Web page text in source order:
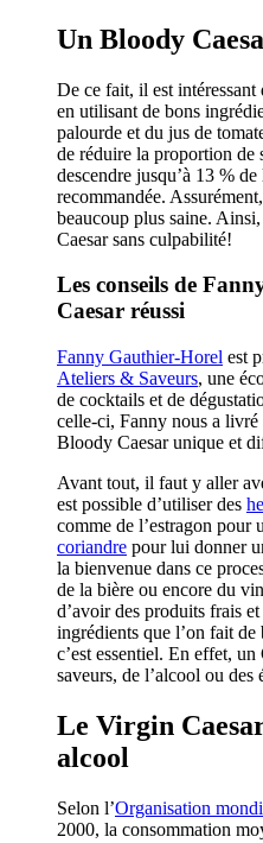
Un Bloody
De ce fait, il est
en utilisant de bons
palourde et du jus de
de réduire la proportion de
descendre jusqu’à 13 %
recommandée.
beaucoup plus saine.
Caesar sans culpabilité!
Les conseils de
Caesar réussi
Fanny Gauthier-Horel est
Ateliers & Saveurs, une
de cocktails et de
celle-ci, Fanny nous a livré
Bloody Caesar unique et
Avant tout, il faut y aller
est possible d’utiliser des
comme de l’estragon pour
coriandre pour lui donner
la bienvenue dans ce
de la bière ou encore du
d’avoir des produits frais
ingrédients que l’on fait
c’est essentiel. En effet,
saveurs, de l’alcool ou des
Le Virgin
alcool
Selon l’Organisation
2000, la consommation